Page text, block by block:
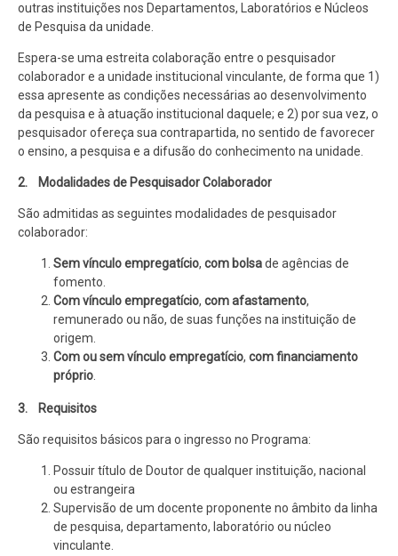
outras instituições nos Departamentos, Laboratórios e Núcleos
de Pesquisa da unidade.
Espera-se uma estreita colaboração entre o pesquisador
colaborador e a unidade institucional vinculante, de forma que 1)
essa apresente as condições necessárias ao desenvolvimento
da pesquisa e à atuação institucional daquele; e 2) por sua vez, o
pesquisador ofereça sua contrapartida, no sentido de favorecer
o ensino, a pesquisa e a difusão do conhecimento na unidade.
2. Modalidades de Pesquisador Colaborador
São admitidas as seguintes modalidades de pesquisador
colaborador:
Sem vínculo empregatício, com bolsade agências de
fomento.
Com vínculo empregatício, com afastamento,
remunerado ou não, de suas funções na instituição de
origem.
Com ou sem vínculo empregatício, com financiamento
próprio.
3. Requisitos
São requisitos básicos para o ingresso no Programa:
Possuir título de Doutor de qualquer instituição, nacional
ou estrangeira
Supervisão de um docente proponente no âmbito da linha
de pesquisa, departamento, laboratório ou núcleo
vinculante.